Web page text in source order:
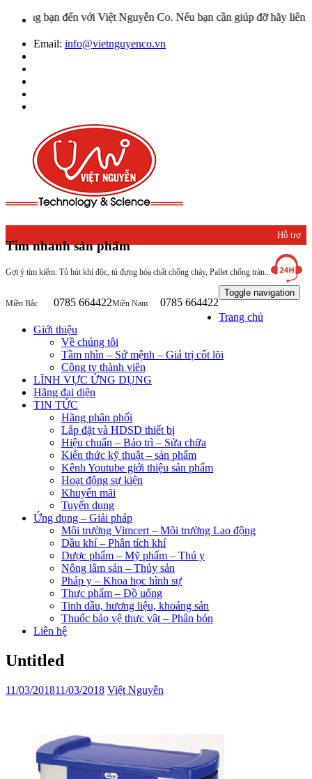
bạn đến với Việt Nguyễn Co. Nếu bạn cần giúp đỡ hãy liên hệ
Email: info@vietnguyenco.vn
Tìm nhanh sản phẩm
Gợi ý tìm kiếm: Tủ hút khí độc, tủ đựng hóa chất chống cháy, Pallet chống tràn...
Hỗ trợ
khách
hàng
Miền Bắc 0785 664422Miền Nam 0785 664422
Toggle navigation
Trang chủ
Giới thiệu
Về chúng tôi
Tầm nhìn – Sứ mệnh – Giá trị cốt lõi
Công ty thành viên
LĨNH VỰC ỨNG DỤNG
Hãng đại diện
TIN TỨC
Hãng phân phối
Lắp đặt và HDSD thiết bị
Hiệu chuẩn – Bảo trì – Sửa chữa
Kiến thức kỹ thuật – sản phẩm
Kênh Youtube giới thiệu sản phẩm
Hoạt động sự kiện
Khuyến mãi
Tuyển dụng
Ứng dụng – Giải pháp
Môi trường Vimcert – Môi trường Lao động
Dầu khí – Phân tích khí
Dược phẩm – Mỹ phẩm – Thú y
Nông lâm sản – Thủy sản
Pháp y – Khoa học hình sự
Thực phẩm – Đồ uống
Tinh dầu, hương liệu, khoáng sản
Thuốc bảo vệ thực vật – Phân bón
Liên hệ
Untitled
11/03/201811/03/2018 Việt Nguyễn